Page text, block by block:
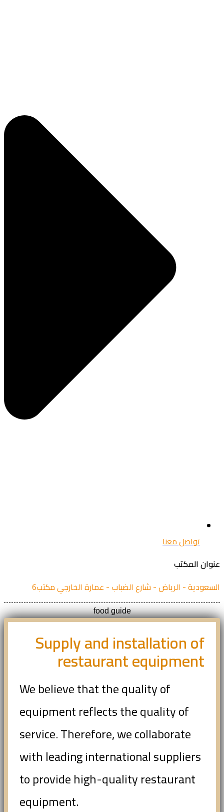
تواصل معنا
عنوان المكتب
السعودية - الرياض - شارع الضباب - عمارة الخارجي مكتب6
food guide
Supply and installation of
restaurant equipment
We believe that the quality of
equipment reflects the quality of
service. Therefore, we collaborate
with leading international suppliers
to provide high-quality restaurant
equipment.